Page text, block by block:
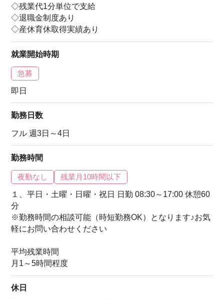
◇残業代1分単位で支給
◇退職金制度あり
◇産休育休取得実績あり
就業開始時期
急募
即日
勤務日数
フル 週3日～4日
勤務時間
夜勤なし 残業月10時間以下
１、平日・土曜・日曜・祝日 日勤 08:30～17:00 休憩60
分
※勤務時間の相談可能（時短勤務OK）となります♪お気
軽にお問い合わせください
平均残業時間
月1～5時間程度
休日